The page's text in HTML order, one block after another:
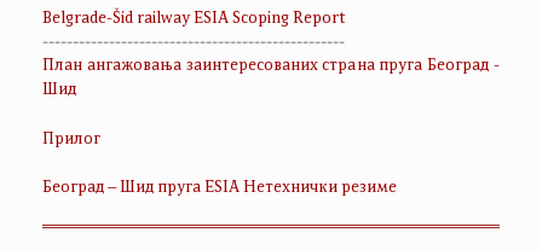
Belgrade-Šid railway ESIA Scoping Report
--------------------------------------------------
План ангажовања заинтересованих страна пруга Београд -
Шид
Прилог
Београд – Шид пруга ESIA Нетехнички резиме